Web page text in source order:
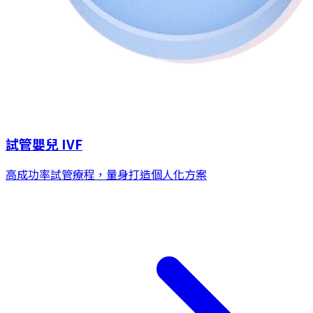
試管嬰兒 IVF
高成功率試管療程，量身打造個人化方案